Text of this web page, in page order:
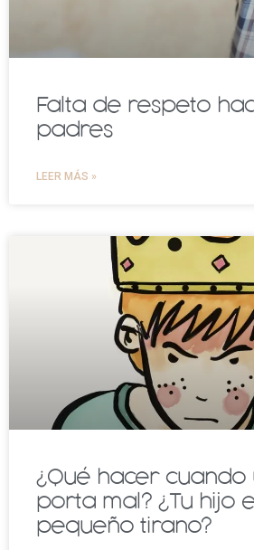
Falta de respeto
padres
LEER MÁS »
¿Qué hacer cuando
porta mal? ¿Tu hijo
pequeño tirano?